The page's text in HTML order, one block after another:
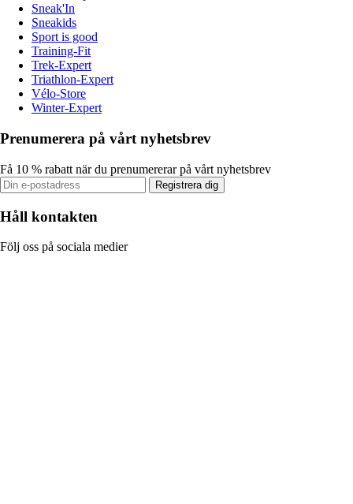
Sneak'In
Sneakids
Sport is good
Training-Fit
Trek-Expert
Triathlon-Expert
Vélo-Store
Winter-Expert
Prenumerera på vårt nyhetsbrev
Få 10 % rabatt när du prenumererar på vårt nyhetsbrev
Registrera dig
Håll kontakten
Följ oss på sociala medier